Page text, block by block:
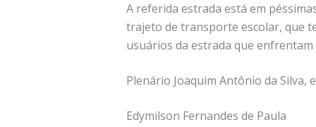
A referida estrada está em
trajeto de transporte escolar, que
usuários da estrada que enfrentam
Plenário Joaquim Antônio da Silva,
Edymilson Fernandes de Paula